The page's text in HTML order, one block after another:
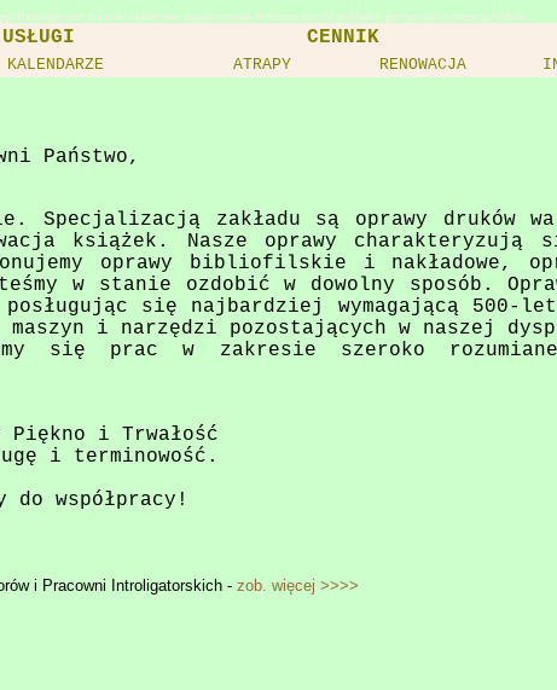
Pamiątkowe Kroniki skórkowe opakowania firmowe teczki pudełka personalizowane portfolio
USŁUGI CENNIK
ATRAPY RENOWACJA
Państwo,
zakładu są oprawy druków
książek. Nasze oprawy charakteryzują
oprawy bibliofilskie i nakładowe,
w stanie ozdobić w dowolny sposób.
się najbardziej wymagającą 500-
maszyn i narzędzi pozostających w naszej
się prac w zakresie szeroko
Piękno i Trwałość
i terminowość.
do współpracy!
i Pracowni Introligatorskich - zob. więcej >>>>